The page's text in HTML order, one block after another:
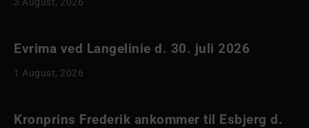
Evrima ved Langelinie d. 30. juli 2026
1 August, 2026
Kronprins Frederik ankommer til Esbjerg d.